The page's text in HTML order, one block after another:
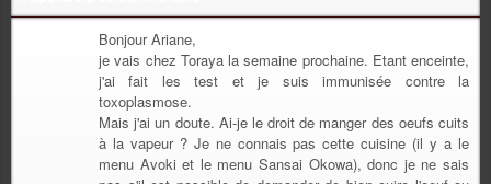
Bonjour Ariane,
je vais chez Toraya la semaine prochaine. Etant enceinte,
j'ai fait les test et je suis immunisée contre la
toxoplasmose.
Mais j'ai un doute. Ai-je le droit de manger des oeufs cuits
à la vapeur ? Je ne connais pas cette cuisine (il y a le
menu Avoki et le menu Sansai Okowa), donc je ne sais